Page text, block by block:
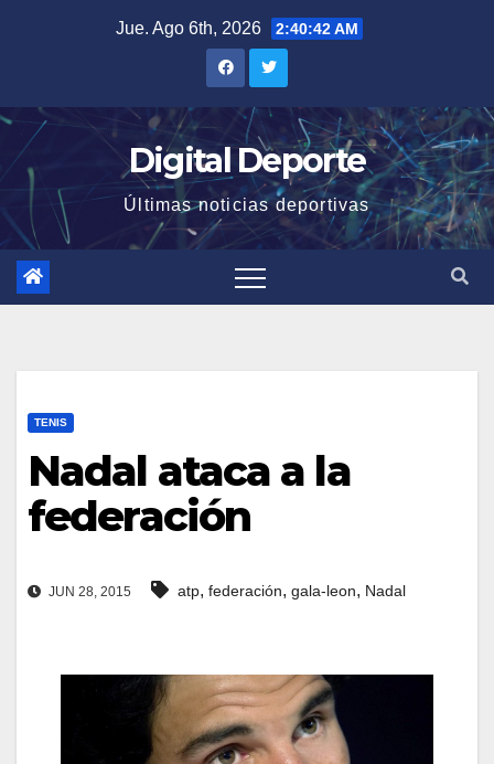
Jue. Ago 6th, 2026 2:40:43 AM
Digital Deporte
Últimas noticias deportivas
TENIS
Nadal ataca a la
federación
JUN 28, 2015 atp, federación, gala-leon, Nadal